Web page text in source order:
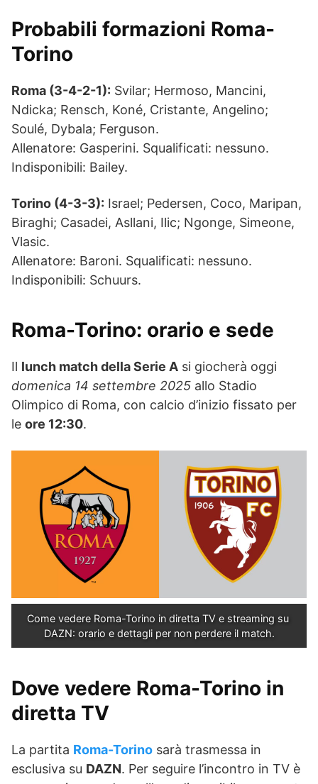
Probabili formazioni Roma-
Torino
Roma (3-4-2-1): Svilar; Hermoso, Mancini,
Ndicka; Rensch, Koné, Cristante, Angelino;
Soulé, Dybala; Ferguson.
Allenatore: Gasperini. Squalificati: nessuno.
Indisponibili: Bailey.
Torino (4-3-3): Israel; Pedersen, Coco, Maripan,
Biraghi; Casadei, Asllani, Ilic; Ngonge, Simeone,
Vlasic.
Allenatore: Baroni. Squalificati: nessuno.
Indisponibili: Schuurs.
Roma-Torino: orario e sede
Il lunch match della Serie A si giocherà oggi
domenica 14 settembre 2025 allo Stadio
Olimpico di Roma, con calcio d’inizio fissato per
le ore 12:30.
Come vedere Roma-Torino in diretta TV e streaming su
DAZN: orario e dettagli per non perdere il match.
Dove vedere Roma-Torino in
diretta TV
La partita Roma-Torino sarà trasmessa in
esclusiva su DAZN. Per seguire l’incontro in TV è